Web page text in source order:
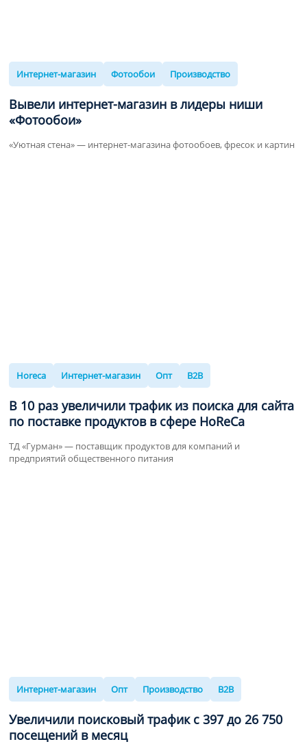
Интернет-магазин Фотообои Производство
Вывели интернет-магазин в лидеры ниши
«Фотообои»
«Уютная стена» — интернет-магазина фотообоев, фресок и картин
Horeca Интернет-магазин Опт B2B
В 10 раз увеличили трафик из поиска для сайта
по поставке продуктов в сфере HoReCa
ТД «Гурман» — поставщик продуктов для компаний и
предприятий общественного питания
Интернет-магазин Опт Производство B2B
Увеличили поисковый трафик с397до26 750
посещений в месяц